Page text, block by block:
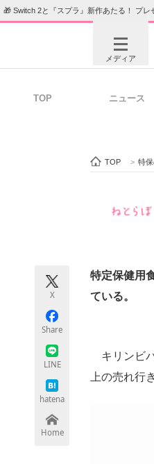
🎁 Switch 2と『スプラ』新作あたる！ プレ
メディア
TOP ニュース
TOP > 特
X
Share
LINE
hatena
Home
特定保健用
ている。
キリンビ
上の売れ行